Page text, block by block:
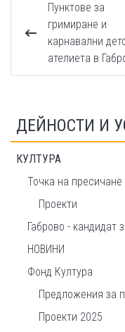
Пунктове за
гримиране и
карнавални
ателиета в
ДЕЙНОСТИ И
КУЛТУРА
Точка на пресичане
Проекти
Габрово - кандидат
НОВИНИ
Фонд Култура
Предложения за
Проекти 2025